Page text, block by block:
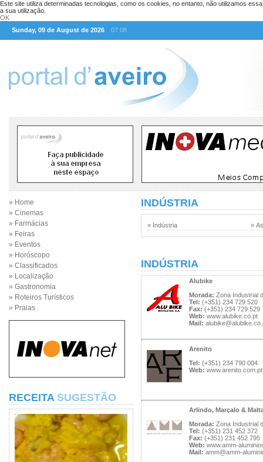
Este site utiliza determinadas tecnologias, como os cookies, no entanto, não utilizamos
a sua utilização.
OK
Sunday, 09 de August de 2026
07:08
» Home
» Cinemas
» Farmácias
» Feiras
» Eventos
» Horóscopo
» Classificados
» Localização
» Gastronomia
» Roteiros Turísticos
» Praias
RECEITA SUGESTÃO
INDÚSTRIA
» Indústria »
INDÚSTRIA
Alubike
Morada: Zona Industrial
Tel: (+351) 234 729 520
Fax: (+351) 234 729 529
Web: www.alubike.co.pt
Mail:
Arenito
Tel: (+351) 234 790 004
Web: www.arenito.com.pt
Arlindo, Marçalo &
Morada: Zona Industrial
Tel: (+351) 231 452 372
Fax: (+351) 231 452 795
Web: www.amm-
Mail: amm@amm-